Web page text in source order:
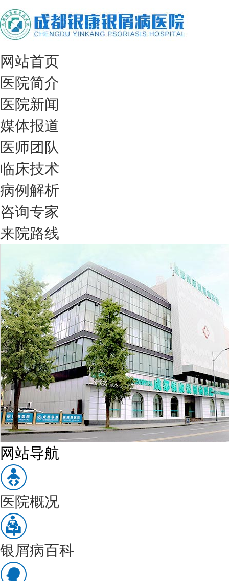
网站首页
医院简介
医院新闻
媒体报道
医师团队
临床技术
病例解析
咨询专家
来院路线
网站导航
医院概况
银屑病百科